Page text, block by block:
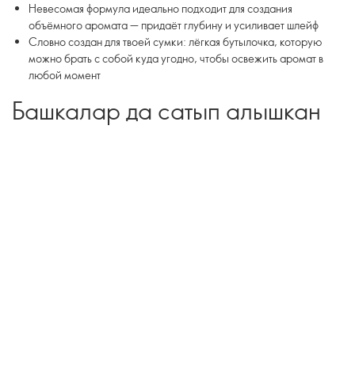
Невесомая формула идеально подходит для создания
объёмного аромата — придаёт глубину и усиливает шлейф
Словно создан для твоей сумки: лёгкая бутылочка, которую
можно брать с собой куда угодно, чтобы освежить аромат в
любой момент
Башкалар да сатып алышкан